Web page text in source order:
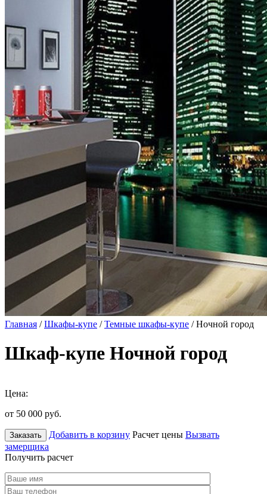
Главная /Шкафы-купе /Темные шкафы-купе / Ночной город
Шкаф-купе Ночной город
Цена:
от 50 000 руб.
Заказать Добавить в корзину Расчет цены Вызвать
замерщика
Получить расчет